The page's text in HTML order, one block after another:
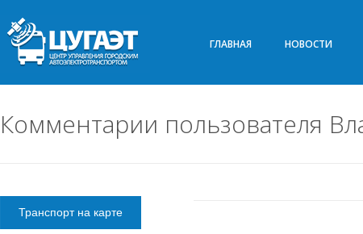
ГЛАВНАЯ НОВОСТИ
Комментарии пользователя
Транспорт на карте